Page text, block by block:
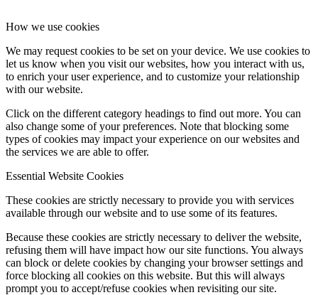
How we use cookies
We may request cookies to be set on your device. We use cookies to
let us know when you visit our websites, how you interact with us,
to enrich your user experience, and to customize your relationship
with our website.
Click on the different category headings to find out more. You can
also change some of your preferences. Note that blocking some
types of cookies may impact your experience on our websites and
the services we are able to offer.
Essential Website Cookies
These cookies are strictly necessary to provide you with services
available through our website and to use some of its features.
Because these cookies are strictly necessary to deliver the website,
refusing them will have impact how our site functions. You always
can block or delete cookies by changing your browser settings and
force blocking all cookies on this website. But this will always
prompt you to accept/refuse cookies when revisiting our site.